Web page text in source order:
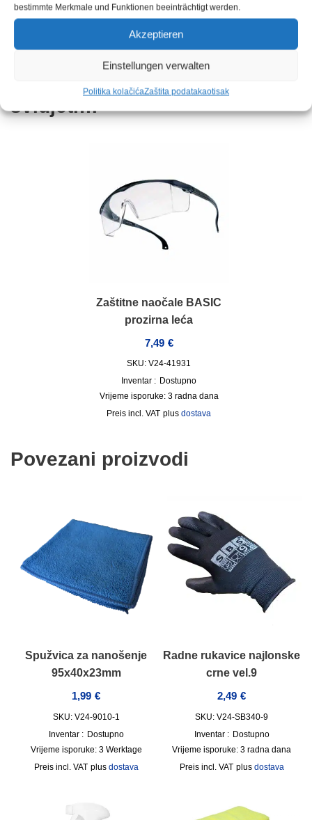
bestimmte Merkmale und Funktionen beeinträchtigt werden.
Akzeptieren
Einstellungen verwalten
Politika kolačićaZaštita podatakaotisak
Možda će vam se također
svidjeti…
Zaštitne naočale BASIC
prozirna leća
7,49 €
SKU: V24-41931
Inventar : Dostupno
Vrijeme isporuke: 3 radna dana
incl. VAT plus dostava
Povezani proizvodi
Spužvica za nanošenje
95x40x23mm
1,99 €
SKU: V24-9010-1
Inventar : Dostupno
Vrijeme isporuke: 3 Werktage
incl. VAT plus dostava
Radne rukavice najlonske
crne vel.9
2,49 €
SKU: V24-SB340-9
Inventar : Dostupno
Vrijeme isporuke: 3 radna dana
incl. VAT plus dostava